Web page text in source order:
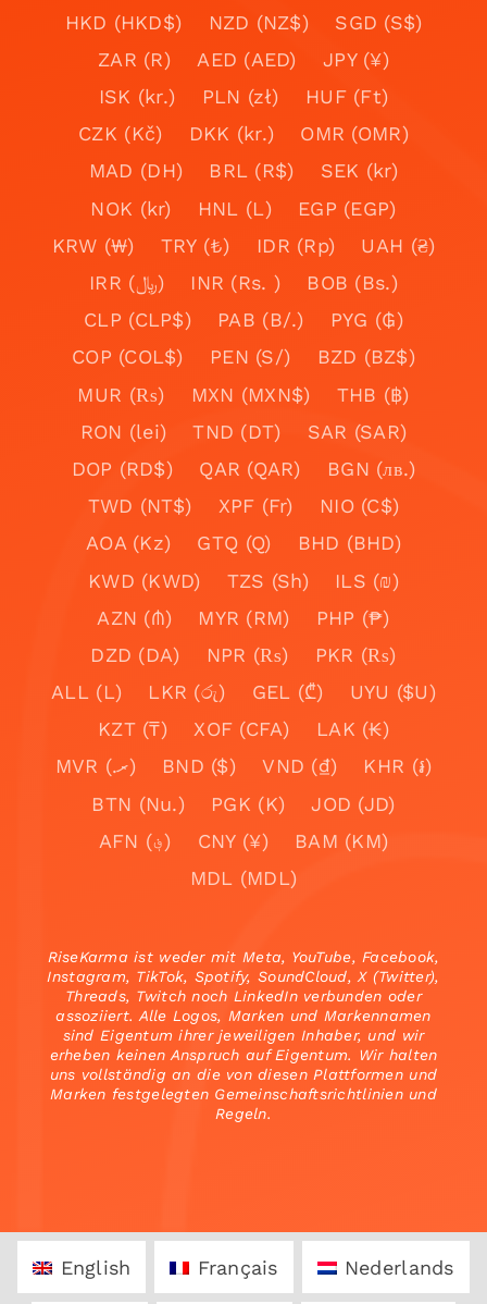
HKD (HKD$)
NZD (NZ$)
SGD (S$)
ZAR (R)
AED (AED)
JPY (¥)
ISK (kr.)
PLN (zł)
HUF (Ft)
CZK (Kč)
DKK (kr.)
OMR (OMR)
MAD (DH)
BRL (R$)
SEK (kr)
NOK (kr)
HNL (L)
EGP (EGP)
KRW (₩)
TRY (₺) IDR (Rp)
UAH (₴)
IRR (﷼)
INR (Rs. )
BOB (Bs.)
CLP (CLP$)
PAB (B/.)
PYG (₲)
COP (COL$)
PEN (S/)
BZD (BZ$)
MUR (₨)
MXN (MXN$)
THB (฿)
RON (lei)
TND (DT)
SAR (SAR)
DOP (RD$)
QAR (QAR)
BGN (лв.)
TWD (NT$)
XPF (Fr)
NIO (C$)
AOA (Kz)
GTQ (Q)
BHD (BHD)
KWD (KWD)
TZS (Sh)
ILS (₪)
AZN (₼)
MYR (RM)
PHP (₱)
DZD (DA)
NPR (₨)
PKR (₨)
ALL (L)
LKR (රු) GEL (₾)
UYU ($U)
KZT (₸)
XOF (CFA)
LAK (₭)
MVR (.ރ)
BND ($) VND (₫)
KHR (៛)
BTN (Nu.)
PGK (K)
JOD (JD)
AFN (؋)
CNY (¥)
BAM (KM)
MDL (MDL)
RiseKarma ist weder mit Meta, YouTube, Facebook,
Instagram, TikTok, Spotify, SoundCloud, X (Twitter),
Threads, Twitch noch LinkedIn verbunden oder
assoziiert. Alle Logos, Marken und Markennamen
sind Eigentum ihrer jeweiligen Inhaber, und wir
erheben keinen Anspruch auf Eigentum. Wir halten
uns vollständig an die von diesen Plattformen und
Marken festgelegten Gemeinschaftsrichtlinien und
Regeln.
English Français Nederlands